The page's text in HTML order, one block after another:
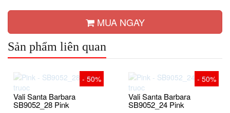
MUA NGAY
Sản phẩm liên quan
- 50%
Vali Santa Barbara
SB9052_28 Pink
- 50%
Vali Santa Barbara
SB9052_24 Pink